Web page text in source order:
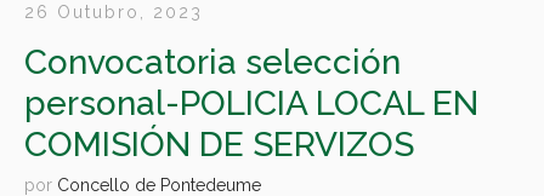
26 Outubro, 2023
Convocatoria selección
personal-POLICIA LOCAL EN
COMISIÓN DE SERVIZOS
por Concello de Pontedeume